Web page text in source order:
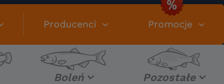
Producenci Promocje
Boleń Pozostałe